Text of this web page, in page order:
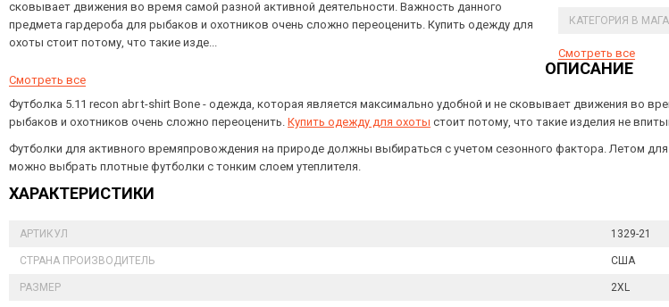
сковывает движения во время самой разной активной деятельности. Важность данного
предмета гардероба для рыбаков и охотников очень сложно переоценить. Купить одежду для
охоты стоит потому, что такие изде...
Смотреть все
КАТЕГОРИЯ В
Смотреть все
ОПИСАНИЕ
Футболка 5.11 recon abr t-shirt Bone - одежда, которая является максимально удобной и не сковывает движения во
рыбаков и охотников очень сложно переоценить. Купить одежду для охоты стоит потому, что такие изделия не
Футболки для активного времяпровождения на природе должны выбираться с учетом сезонного фактора. Летом
можно выбрать плотные футболки с тонким слоем утеплителя.
ХАРАКТЕРИСТИКИ
АРТИКУЛ 1329-21
СТРАНА ПРОИЗВОДИТЕЛЬ США
РАЗМЕР 2XL